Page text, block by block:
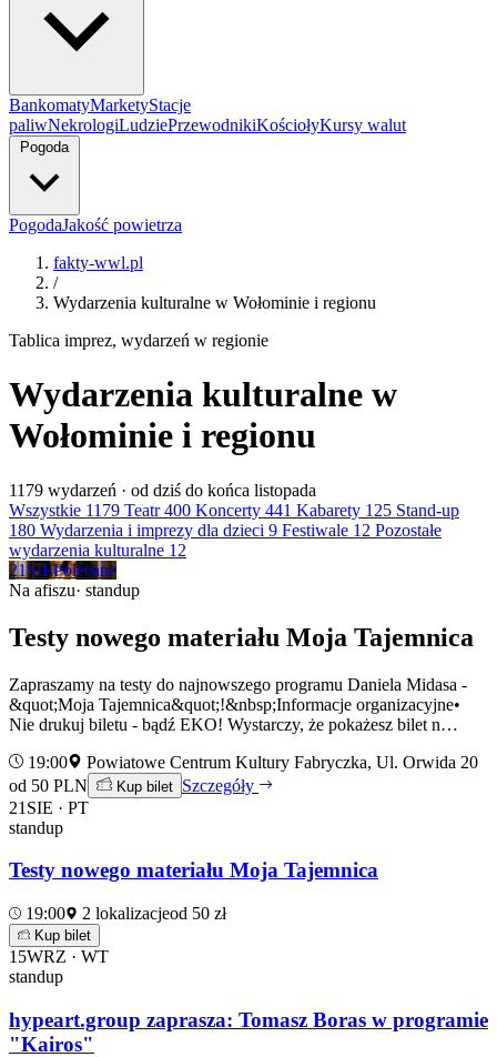
BankomatyMarketyStacje
paliwNekrologiLudziePrzewodnikiKościołyKursy walut
Pogoda
PogodaJakość powietrza
fakty-wwl.pl
/
Wydarzenia kulturalne w Wołominie i regionu
Tablica imprez, wydarzeń w regionie
Wydarzenia kulturalne w
Wołominie i regionu
1179 wydarzeń · od dziś do końca listopada
Wszystkie 1179 Teatr400 Koncerty 441 Kabarety 125 Stand-up
180 Wydarzenia i imprezy dla dzieci 9 Festiwale 12 Pozostałe
wydarzenia kulturalne 12
21 SIEPolecane
Na afiszu· standup
Testy nowego materiału Moja Tajemnica
Zapraszamy na testy do najnowszego programu Daniela Midasa -
&quot;Moja Tajemnica&quot;!&nbsp;Informacje organizacyjne•
Nie drukuj biletu - bądź EKO! Wystarczy, że pokażesz bilet n…
19:00
Powiatowe Centrum Kultury Fabryczka, Ul. Orwida 20
od 50 PLN
Kup bilet Szczegóły
21 SIE · PT
standup
Testy nowego materiału Moja Tajemnica
19:00 2 lokalizacjeod 50 zł
Kup bilet
15WRZ · WT
standup
hypeart.group zaprasza: Tomasz Boras w programie
"Kairos"